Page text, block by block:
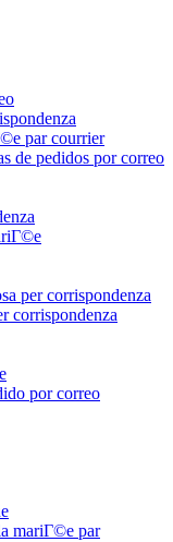
par courrier
de pedidos por correo
per corrispondenza
corrispondenza
por correo
mariГ©e par